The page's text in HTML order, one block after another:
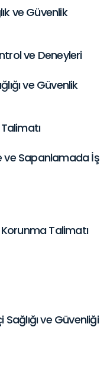
ve Güvenlik
ve Deneyleri
ve Güvenlik
ve Sapanlamada İş
Talimatı
Sağlığı ve Güvenliği